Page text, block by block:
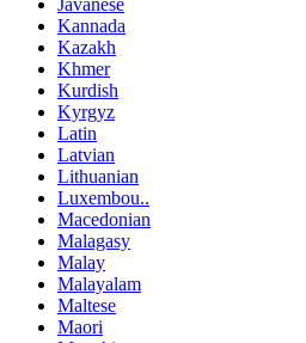
Javanese
Kannada
Kazakh
Khmer
Kurdish
Kyrgyz
Latin
Latvian
Lithuanian
Luxembou..
Macedonian
Malagasy
Malay
Malayalam
Maltese
Maori